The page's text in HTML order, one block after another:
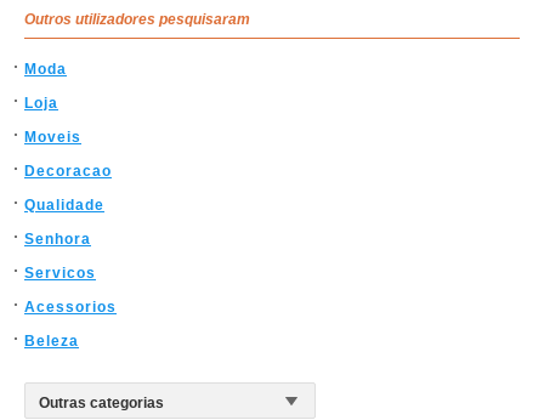
Outros utilizadores pesquisaram
Moda
Loja
Moveis
Decoracao
Qualidade
Senhora
Servicos
Acessorios
Beleza